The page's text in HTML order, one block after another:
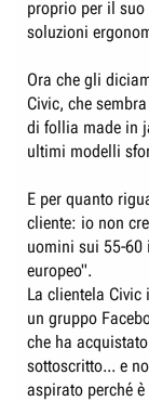
proprio per il
soluzioni
Ora che gli
Civic, che
di follia made in
ultimi modelli
E per quanto
cliente: io non
uomini sui 55-60
europeo".
La clientela
un gruppo
che ha
sottoscritto... e
aspirato perché